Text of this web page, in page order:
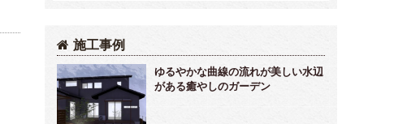
施工事例
ゆるやかな曲線の流れが美しい水辺
がある癒やしのガーデン